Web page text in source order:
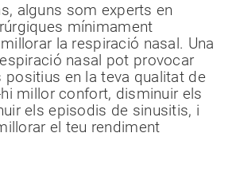
alguns som experts en
mínimament
la respiració nasal. Una
nasal pot provocar
en la teva qualitat de
millor confort, disminuir els
els episodis de sinusitis, i
el teu rendiment